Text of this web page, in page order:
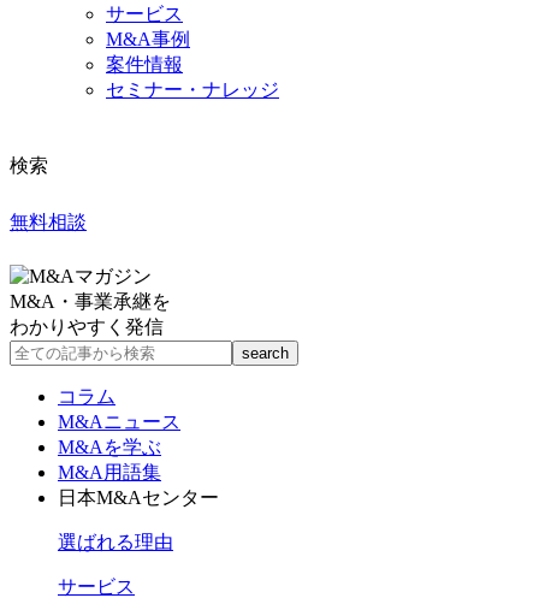
サービス
M&A事例
案件情報
セミナー・ナレッジ
検索
無料相談
M&A・事業承継を
わかりやすく発信
コラム
M&Aニュース
M&Aを学ぶ
M&A用語集
日本M&Aセンター
選ばれる理由
サービス